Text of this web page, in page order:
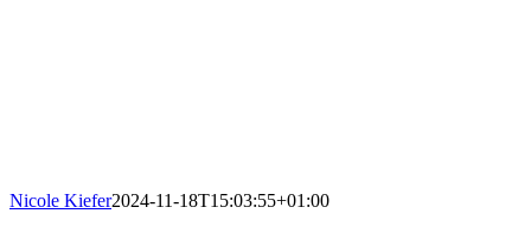
Nicole Kiefer2024-11-18T15:03:55+01:00